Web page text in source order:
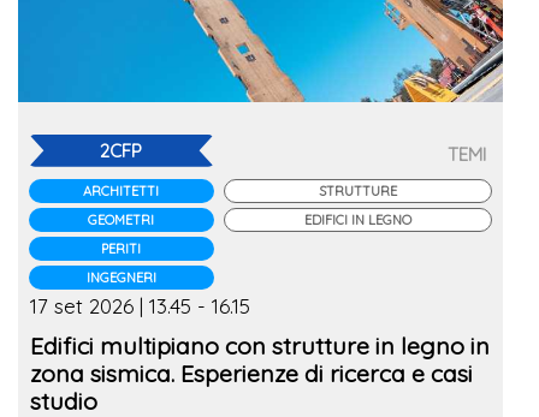
2CFP
ARCHITETTI
GEOMETRI
PERITI
INGEGNERI
TEMI
STRUTTURE
EDIFICI IN LEGNO
17 set 2026 | 13.45 - 16.15
Edifici multipiano con strutture in legno in
zona sismica. Esperienze di ricerca e casi
studio